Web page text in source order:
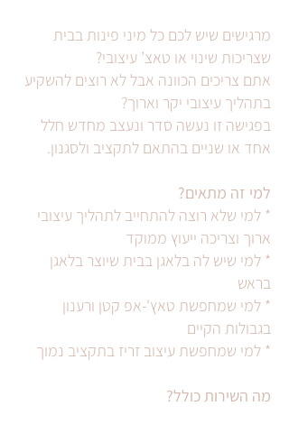
מרגישים שיש לכם כל מיני פינות בבית
שצריכות שינוי או טאצ’ עיצובי?
אתם צריכים הכוונה אבל לא רוצים להשקיע
בתהליך עיצובי יקר וארוך?
בפגישה זו נעשה סדר ונעצב מחדש חלל
אחד או שניים בהתאם לתקציב ולסגנון.
למי זה מתאים?
* למי שלא רוצה להתחייב לתהליך עיצובי
ארוך וצריכה ייעוץ ממוקד
* למי שיש לה בלאגן בבית שיוצר בלאגן
בראש
* למי שמחפשת טאץ'-אפ קטן ורענון
בגבולות הקיים
* למי שמחפשת עיצוב זריז בתקציב נמוך
מה השירות כולל?